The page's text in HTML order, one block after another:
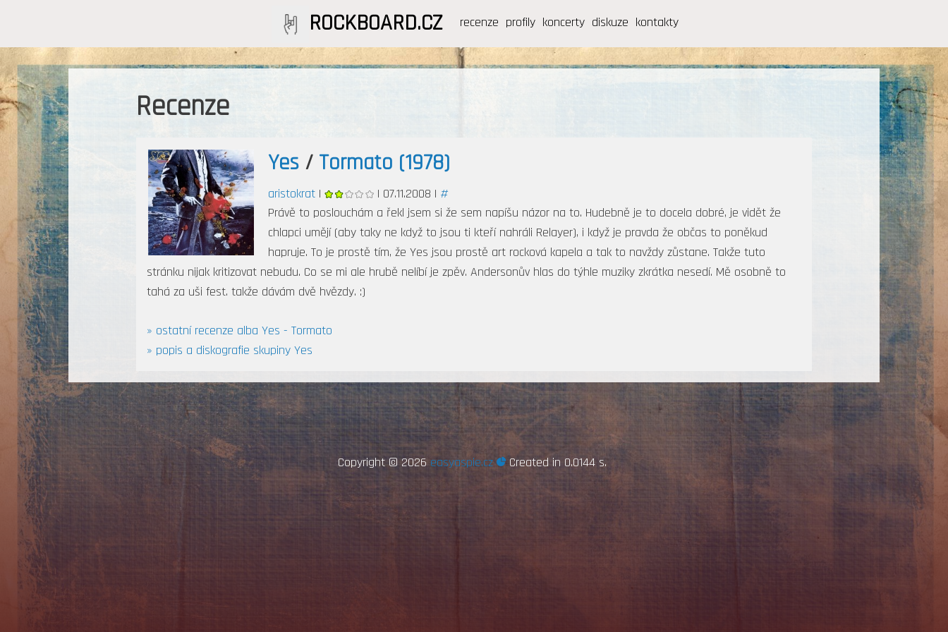
ROCKBOARD.CZ recenze profily koncerty diskuze kontakty
Recenze
Yes/ Tormato (1978)
aristokrat| | 07.11.2008 | #
Právě to poslouchám a řekl jsem si že sem napíšu názor na to. Hudebně je to docela dobré, je vidět že
chlapci umějí (aby taky ne když to jsou ti kteří nahráli Relayer), i když je pravda že občas to poněkud
hapruje. To je prostě tím, že Yes jsou prostě art rocková kapela a tak to navždy zůstane. Takže tuto
stránku nijak kritizovat nebudu. Co se mi ale hrubě nelíbí je zpěv. Andersonův hlas do týhle muziky zkrátka nesedí. Mě osobně to
tahá za uši fest. takže dávám dvě hvězdy. :)
» ostatní recenze alba Yes - Tormato
» popis a diskografie skupiny Yes
Copyright ©2026 easyaspie.cz Created in 0.0144 s.